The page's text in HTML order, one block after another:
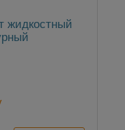
жидкостный